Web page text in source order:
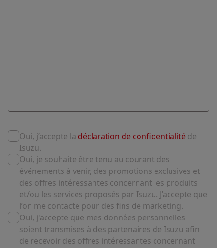
Oui, j’accepte la déclaration de confidentialité de
Isuzu.
Oui, je souhaite être tenu au courant des
événements à venir, des promotions exclusives et
des offres intéressantes concernant les produits
et/ou les services proposés par Isuzu. J’accepte que
l’on me contacte pour des fins de marketing.
Oui, j'accepte que mes données personnelles
soient transmises à des partenaires de Isuzu afin
de recevoir des offres intéressantes concernant